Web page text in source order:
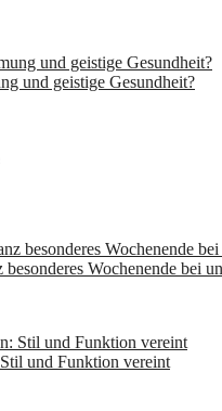
und geistige Gesundheit?
Wochenende bei
und Funktion vereint